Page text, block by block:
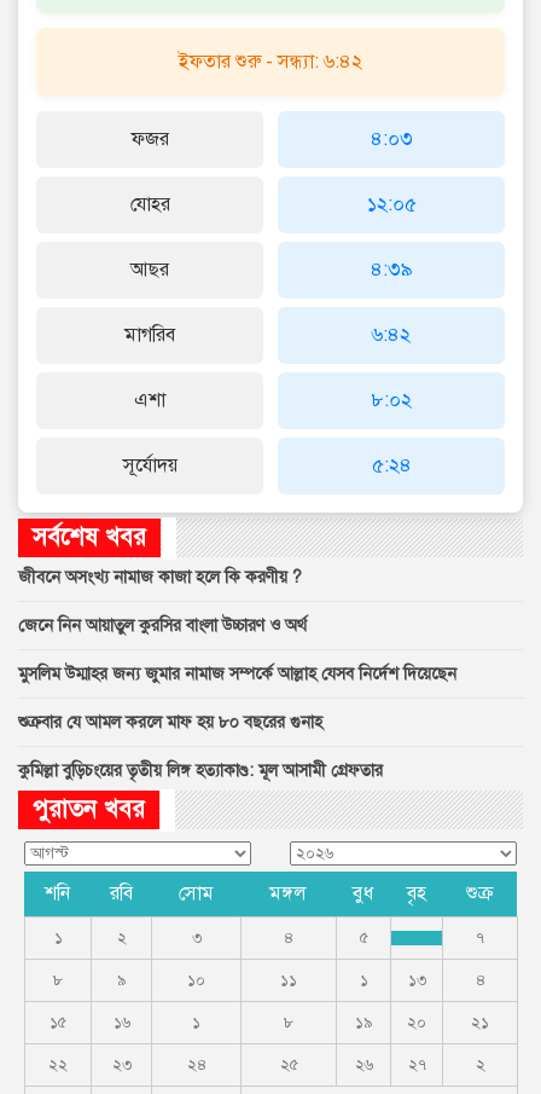
ইফতার শুরু - সন্ধ্যা: ৬:৪২
ফজর
যোহর
আছর
মাগরিব
এশা
সূর্যোদয়
৪:০৩
১২:০৫
৪:৩৯
৬:৪২
৮:০২
৫:২৪
সর্বশেষ খবর
জীবনে অসংখ্য নামাজ কাজা হলে কি করণীয় ?
জেনে নিন আয়াতুল কুরসির বাংলা উচ্চারণ ও অর্থ
মুসলিম উম্মাহর জন্য জুমার নামাজ সম্পর্কে আল্লাহ যেসব নির্দেশ দিয়েছেন
শুক্রবার যে আমল করলে মাফ হয় ৮০ বছরের গুনাহ
কুমিল্লা বুড়িচংয়ের তৃতীয় লিঙ্গ হত্যাকাণ্ড: মূল আসামী গ্রেফতার
পুরাতন খবর
শনি রবি সোম মঙ্গল বুধ বৃহ শুক্র
১ ২ ৩ ৪ ৫ ৭
৮ ৯ ১০ ১১ ১ ১৩ ৪
১৫ ১৬ ১ ৮ ১৯ ২০ ২১
২২ ২৩ ২৪ ২৫ ২৬ ২৭ ২